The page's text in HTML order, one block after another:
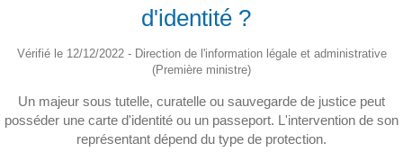
d'identité ?
Vérifié le 12/12/2022 - Direction de l'information légale et administrative
(Première ministre)
Un majeur sous tutelle, curatelle ou sauvegarde de justice peut
posséder une carte d'identité ou un passeport. L'intervention de son
représentant dépend du type de protection.